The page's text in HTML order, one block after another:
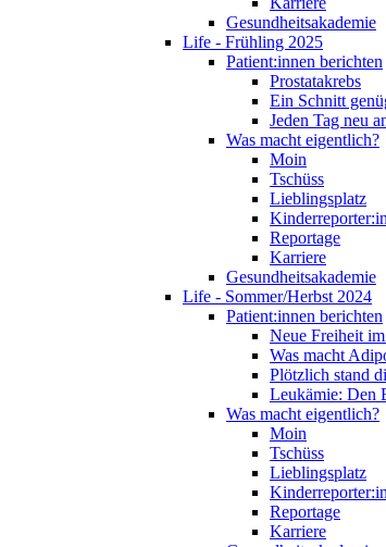
Gesundheitsakademie
Life - Frühling 2025
Patient:innen berichten
Prostatakrebs
Ein Schnitt
Jeden Tag neu
Was macht eigentlich?
Moin
Tschüss
Lieblingsplatz
Reportage
Karriere
Gesundheitsakademie
Life - Sommer/Herbst 2024
Patient:innen berichten
Neue Freiheit
Was macht
Plötzlich stand
Leukämie: Den
Was macht eigentlich?
Moin
Tschüss
Lieblingsplatz
Reportage
Karriere